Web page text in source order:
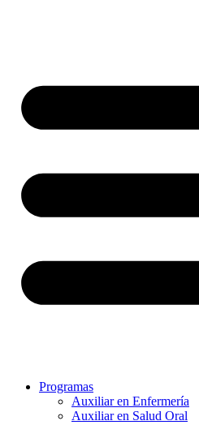
Programas
Auxiliar en Enfermería
Auxiliar en Salud Oral